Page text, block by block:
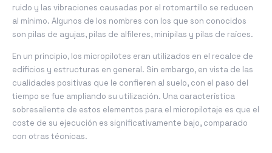
ruido y las vibraciones causadas por el rotomartillo se reducen
al mínimo. Algunos de los nombres con los que son conocidos
son pilas de agujas, pilas de alfileres, minipilas y pilas de raíces.
En un principio, los micropilotes eran utilizados en el recalce de
edificios y estructuras en general. Sin embargo, en vista de las
cualidades positivas que le confieren al suelo, con el paso del
tiempo se fue ampliando su utilización. Una característica
sobresaliente de estos elementos para el micropilotaje es que el
coste de su ejecución es significativamente bajo, comparado
con otras técnicas.